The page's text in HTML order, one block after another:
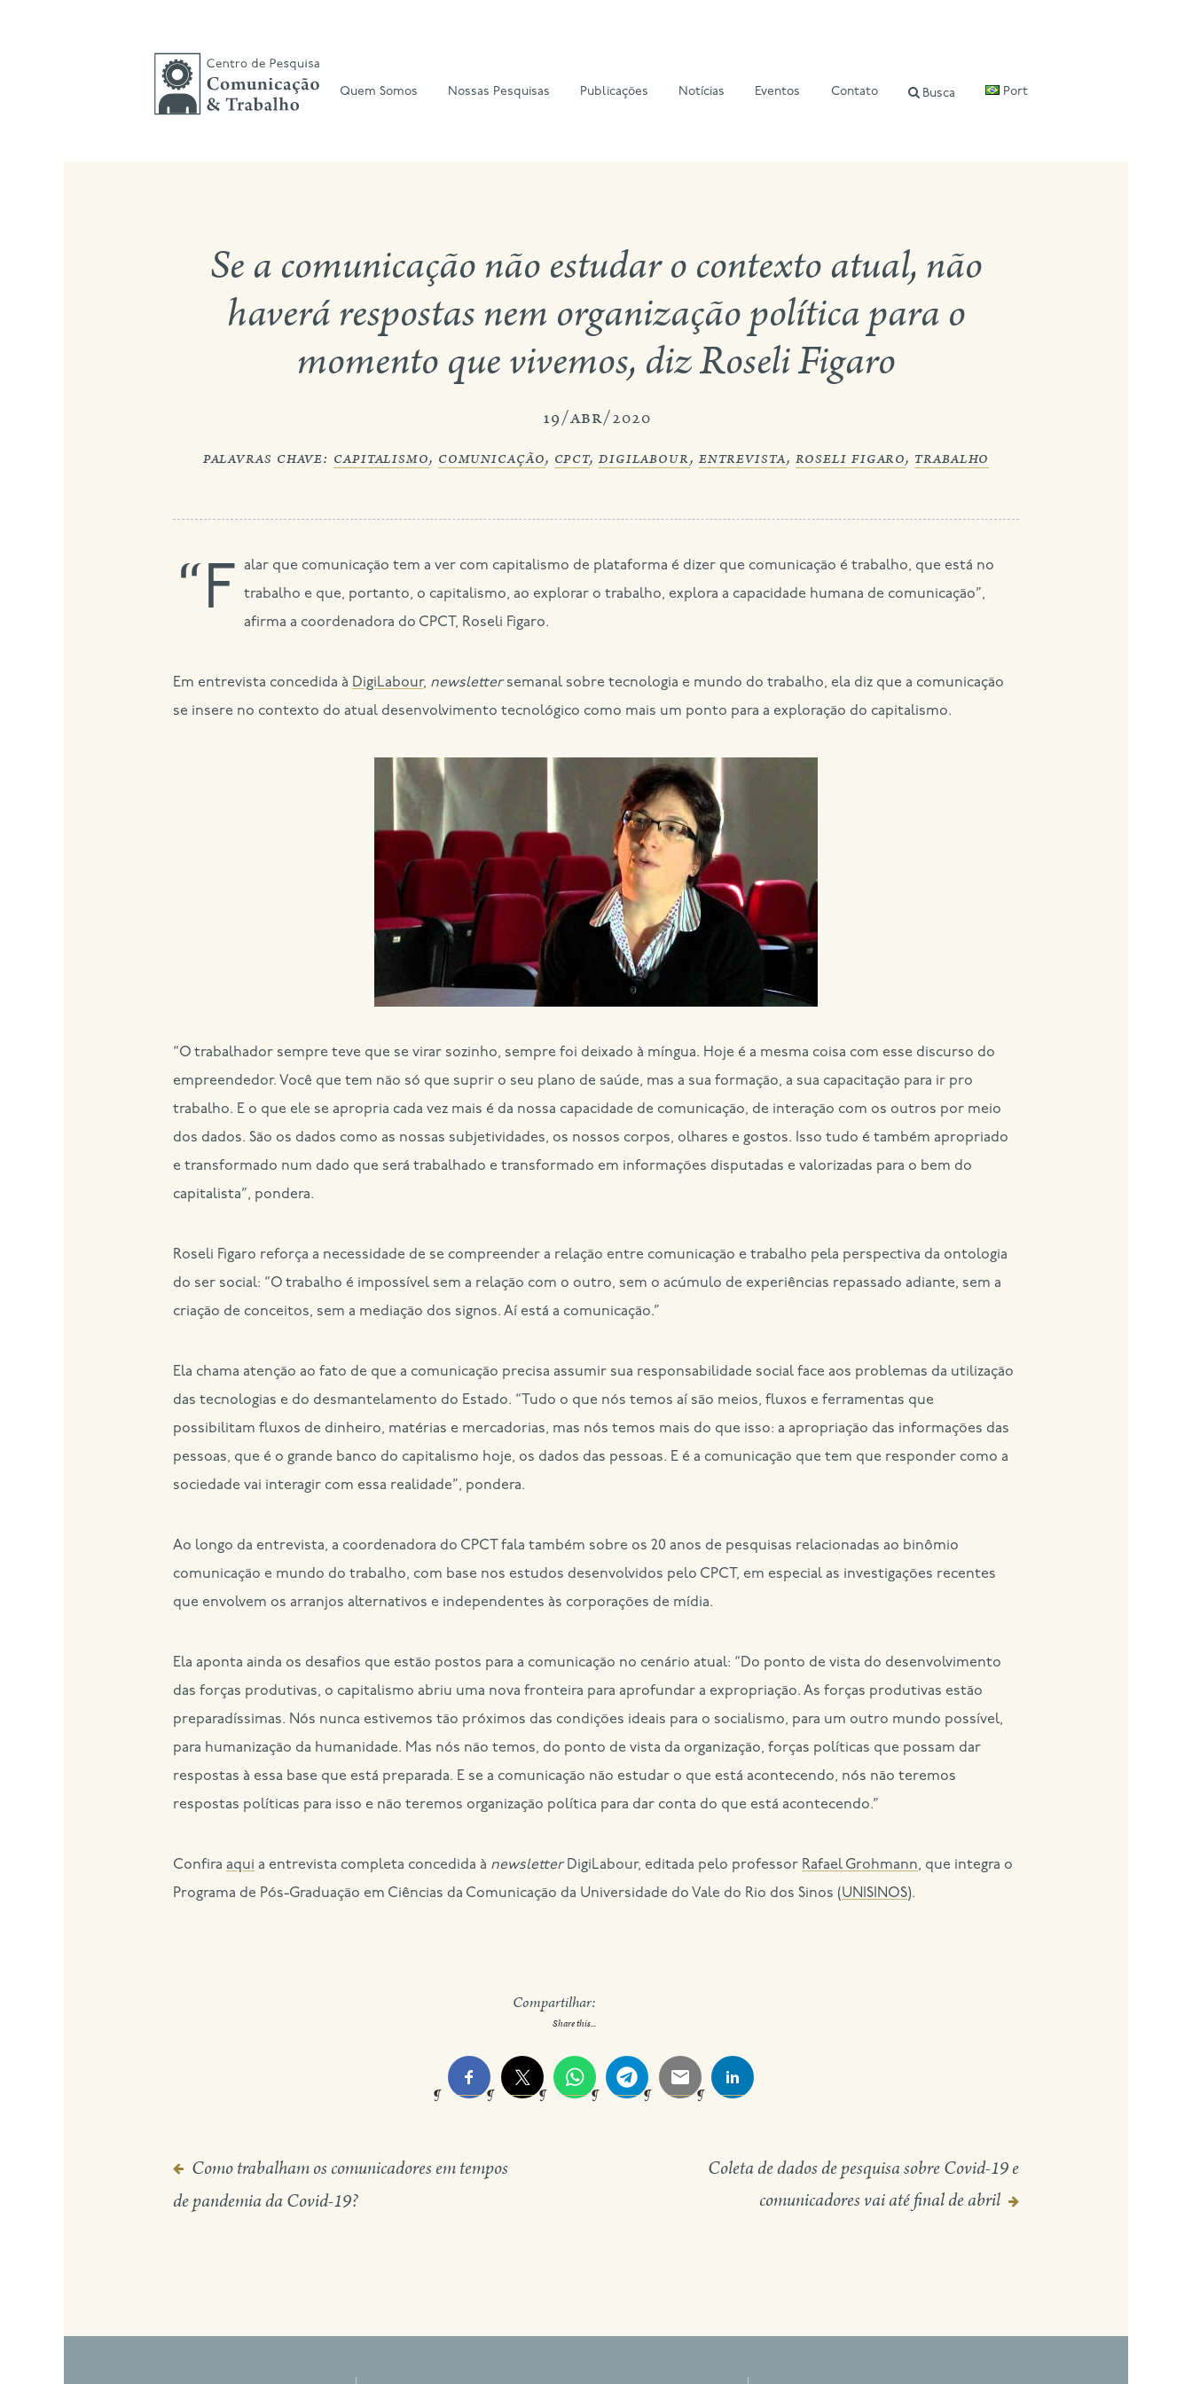
Quem Somos Nossas Pesquisas Publicações Notícias Eventos Contato Busca Port
Se a comunicação não estudar o contexto atual, não
haverá respostas nem organização política para o
momento que vivemos, diz Roseli Figaro
19/abr/2020
palavras chave: capitalismo, comunicação, cpct, digilabour,entrevista, roseli figaro, trabalho
“Falar que comunicação tem a ver com capitalismo de plataforma é dizer que comunicação é trabalho, que está no
trabalho e que, portanto, o capitalismo, ao explorar o trabalho, explora a capacidade humana de comunicação”,
afirma a coordenadora do CPCT, Roseli Figaro.
Em entrevista concedida à DigiLabour, newslettersemanal sobre tecnologia e mundo do trabalho, ela diz que a comunicação
se insere no contexto do atual desenvolvimento tecnológico como mais um ponto para a exploração do capitalismo.
“O trabalhador sempre teve que se virar sozinho, sempre foi deixado à míngua. Hoje é a mesma coisa com esse discurso do
empreendedor. Você que tem não só que suprir o seu plano de saúde, mas a sua formação, a sua capacitação para ir pro
trabalho. E o que ele se apropria cada vez mais é da nossa capacidade de comunicação, de interação com os outros por meio
dos dados. São os dados como as nossas subjetividades, os nossos corpos, olhares e gostos. Isso tudo é também apropriado
e transformado num dado que será trabalhado e transformado em informações disputadas e valorizadas para o bem do
capitalista”, pondera.
Roseli Figaro reforça a necessidade de se compreender a relação entre comunicação e trabalho pela perspectiva da ontologia
do ser social: “O trabalho é impossível sem a relação com o outro, sem o acúmulo de experiências repassado adiante, sem a
criação de conceitos, sem a mediação dos signos. Aí está a comunicação.”
Ela chama atenção ao fato de que a comunicação precisa assumir sua responsabilidade social face aos problemas da utilização
das tecnologias e do desmantelamento do Estado. “Tudo o que nós temos aí são meios, fluxos e ferramentas que
possibilitam fluxos de dinheiro, matérias e mercadorias, mas nós temos mais do que isso: a apropriação das informações das
pessoas, que é o grande banco do capitalismo hoje, os dados das pessoas. E é a comunicação que tem que responder como a
sociedade vai interagir com essa realidade”, pondera.
Ao longo da entrevista, a coordenadora do CPCT fala também sobre os 20 anos de pesquisas relacionadas ao binômio
comunicação e mundo do trabalho, com base nos estudos desenvolvidos pelo CPCT, em especial as investigações recentes
que envolvem os arranjos alternativos e independentes às corporações de mídia.
Ela aponta ainda os desafios que estão postos para a comunicação no cenário atual: “Do ponto de vista do desenvolvimento
das forças produtivas, o capitalismo abriu uma nova fronteira para aprofundar a expropriação. As forças produtivas estão
preparadíssimas. Nós nunca estivemos tão próximos das condições ideais para o socialismo, para um outro mundo possível,
para humanização da humanidade. Mas nós não temos, do ponto de vista da organização, forças políticas que possam dar
respostas à essa base que está preparada. E se a comunicação não estudar o que está acontecendo, nós não teremos
respostas políticas para isso e não teremos organização política para dar conta do que está acontecendo.”
Confira aqui a entrevista completa concedida à newsletterDigiLabour, editada pelo professor Rafael Grohmann, que integra o
Programa de Pós-Graduação em Ciências da Comunicação da Universidade do Vale do Rio dos Sinos (UNISINOS).
Compartilhar:
Share this...
Navegação
Como trabalham os comunicadores em tempos
de pandemia da Covid-19?
Coleta de dados de pesquisa sobre Covid-19 e
comunicadores vai até final de abril